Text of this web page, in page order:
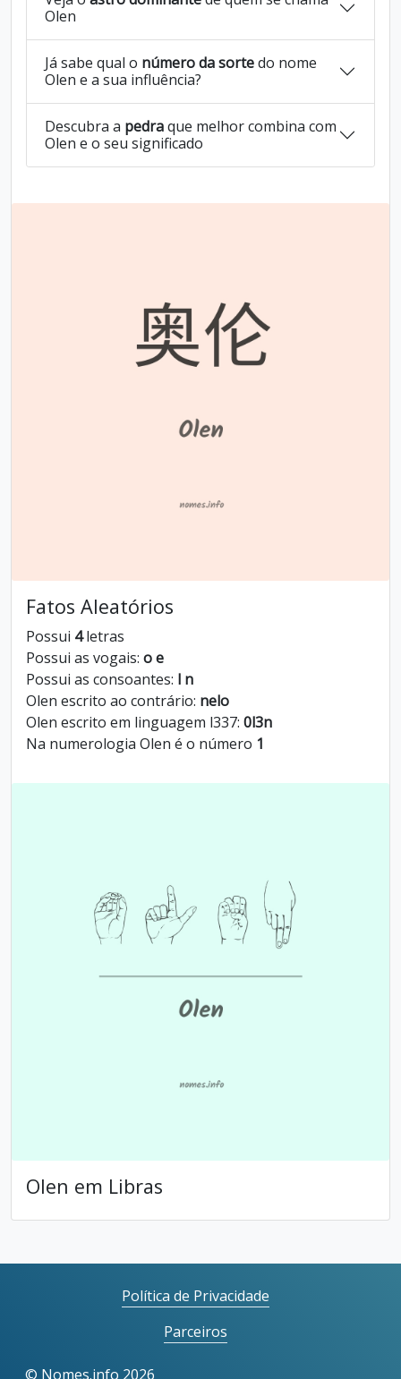
Olen
Já sabe qual o número da sortedo nome
Olen e a sua influência?
Descubra a pedraque melhor combina com
Olen e o seu significado
Fatos Aleatórios
Possui 4letras
Possui as vogais: o e
Possui as consoantes: l n
Olen escrito ao contrário: nelo
Olen escrito em linguagem l337: 0l3n
Na numerologia Olen é o número 1
Olen em Libras
Política de Privacidade
Parceiros
© Nomes.info 2026